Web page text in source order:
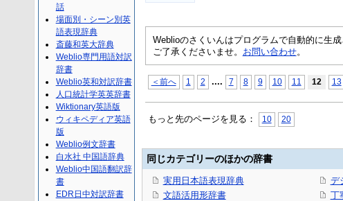
Weblioのさくいんはプログラムで自動的に生
ご了承くださいませ。 お問い合わせ。
＜前へ 1 2 .... 7 8 9 10 11 12 13
もっと先のページを見る： 10 20
同じカテゴリーのほかの辞書
実用日本語表現辞典
文語活用形辞書
デ
丁
話
場面別・シーン別英
語表現辞典
斎藤和英大辞典
Weblio専門用語対訳
辞書
Weblio英和対訳辞書
人口統計学英英辞書
Wiktionary英語版
ウィキペディア英語
版
Weblio例文辞書
白水社 中国語辞典
Weblio中国語翻訳辞
書
EDR日中対訳辞書